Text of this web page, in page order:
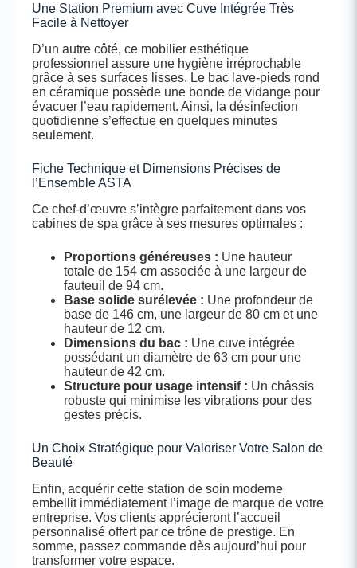
Une Station Premium avec Cuve Intégrée Très
Facile à Nettoyer
D’un autre côté, ce mobilier esthétique
professionnel assure une hygiène irréprochable
grâce à ses surfaces lisses. Le bac lave-pieds rond
en céramique possède une bonde de vidange pour
évacuer l’eau rapidement. Ainsi, la désinfection
quotidienne s’effectue en quelques minutes
seulement.
Fiche Technique et Dimensions Précises de
l’Ensemble ASTA
Ce chef-d’œuvre s’intègre parfaitement dans vos
cabines de spa grâce à ses mesures optimales :
Proportions généreuses : Une hauteur
totale de 154 cm associée à une largeur de
fauteuil de 94 cm.
Base solide surélevée : Une profondeur de
base de 146 cm, une largeur de 80 cm et une
hauteur de 12 cm.
Dimensions du bac : Une cuve intégrée
possédant un diamètre de 63 cm pour une
hauteur de 42 cm.
Structure pour usage intensif : Un châssis
robuste qui minimise les vibrations pour des
gestes précis.
Un Choix Stratégique pour Valoriser Votre Salon de
Beauté
Enfin, acquérir cette station de soin moderne
embellit immédiatement l’image de marque de votre
entreprise. Vos clients apprécieront l’accueil
personnalisé offert par ce trône de prestige. En
somme, passez commande dès aujourd’hui pour
transformer votre espace.